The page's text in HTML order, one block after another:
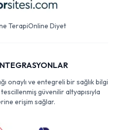
TerapiOnline Diyet
onaylı ve entegreli bir sağlık bilgi
güvenilir altyapısıyla
erişim sağlar.